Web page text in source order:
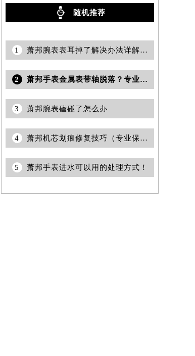
随机推荐
1 萧邦腕表表耳掉了解决办法详解（专业维修指南与注意事项）
2 萧邦手表金属表带轴脱落？专业修复技巧大公开
3 萧邦腕表磕碰了怎么办
4 萧邦机芯划痕修复技巧（专业保养建议与方法）
5 萧邦手表进水可以用的处理方式！